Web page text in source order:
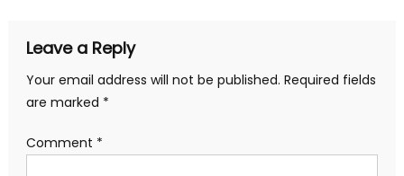
Leave a Reply
Your email address will not be published. Required fields
are marked *
Comment *